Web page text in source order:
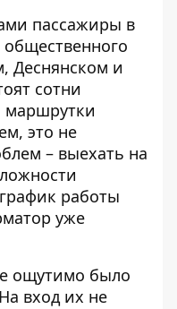
пассажиры в
общественного
Деснянском и
сотни
маршрутки
это не
– выехать на
работы
уже
ощутимо было
вход их не